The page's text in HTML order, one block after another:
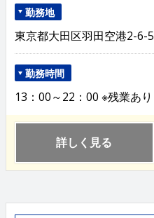
勤務地
東京都大田区羽田空港2-6-5
勤務時間
13：00～22：00 ※残業あり
詳しく見る